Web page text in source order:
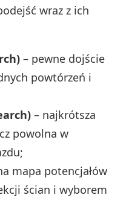
wraz z ich
– pewne dojście
powtórzeń i
– najkrótsza
powolna w
mapa potencjałów
ścian i wyborem